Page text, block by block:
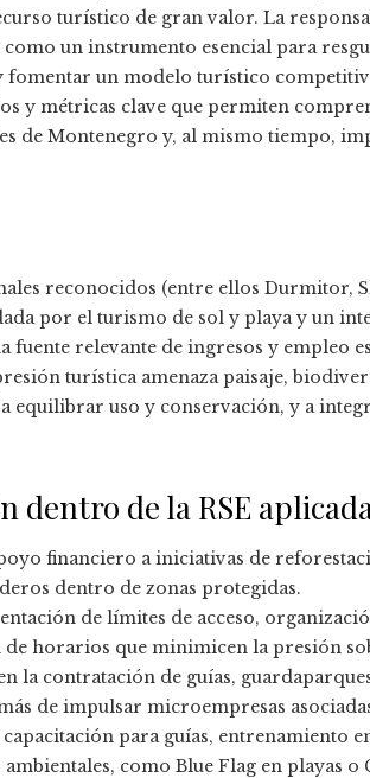
turístico de gran valor. La
un instrumento esencial para
fomentar un modelo turístico
y métricas clave que permiten
de Montenegro y, al mismo tiempo,
reconocidos (entre ellos Durmitor,
por el turismo de sol y playa y un
relevante de ingresos y empleo
turística amenaza paisaje,
equilibrar uso y conservación, y a
dentro de la RSE
financiero a iniciativas de
dentro de zonas protegidas.
de límites de acceso,
horarios que minimicen la presión
la contratación de guías,
de impulsar microempresas
para guías, entrenamiento
como Blue Flag en playas o